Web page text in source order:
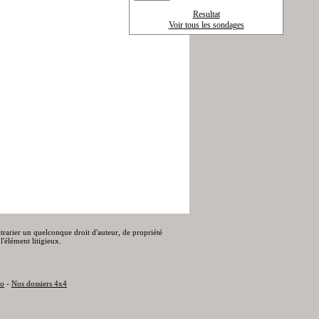
Resultat
Voir tous les sondages
un quelconque droit d'auteur, de propriété
litigieux.
- Nos dossiers 4x4